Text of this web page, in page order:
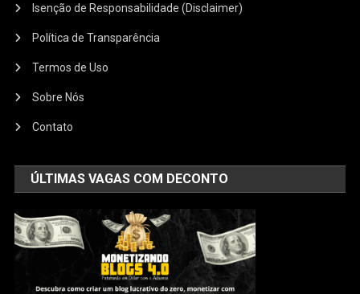
Isenção de Responsabilidade (Disclaimer)
Política de Transparência
Termos de Uso
Sobre Nós
Contato
ÚLTIMAS VAGAS COM DECONTO